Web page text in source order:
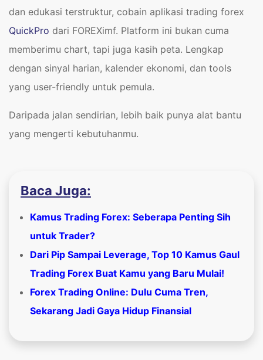
dan edukasi terstruktur, cobain aplikasi trading forex
QuickPro dari FOREXimf. Platform ini bukan cuma
memberimu chart, tapi juga kasih peta. Lengkap
dengan sinyal harian, kalender ekonomi, dan tools
yang user-friendly untuk pemula.
Daripada jalan sendirian, lebih baik punya alat bantu
yang mengerti kebutuhanmu.
Baca Juga:
Kamus Trading Forex: Seberapa Penting Sih
untuk Trader?
Dari Pip Sampai Leverage, Top 10 Kamus Gaul
Trading Forex Buat Kamu yang Baru Mulai!
Forex Trading Online: Dulu Cuma Tren,
Sekarang Jadi Gaya Hidup Finansial